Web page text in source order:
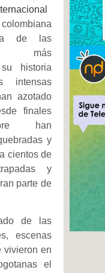
de las
más
historia
intensas
azotado
finales
han
y
cientos de
y
parte de
de las
escenas
vivieron en
el